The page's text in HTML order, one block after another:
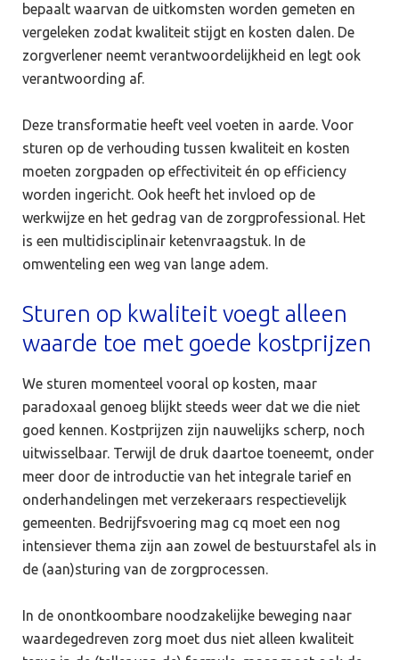
bepaalt waarvan de uitkomsten worden gemeten en
vergeleken zodat kwaliteit stijgt en kosten dalen. De
zorgverlener neemt verantwoordelijkheid en legt ook
verantwoording af.
Deze transformatie heeft veel voeten in aarde. Voor
sturen op de verhouding tussen kwaliteit en kosten
moeten zorgpaden op effectiviteit én op efficiency
worden ingericht. Ook heeft het invloed op de
werkwijze en het gedrag van de zorgprofessional. Het
is een multidisciplinair ketenvraagstuk. In de
omwenteling een weg van lange adem.
Sturen op kwaliteit voegt alleen
waarde toe met goede kostprijzen
We sturen momenteel vooral op kosten, maar
paradoxaal genoeg blijkt steeds weer dat we die niet
goed kennen. Kostprijzen zijn nauwelijks scherp, noch
uitwisselbaar. Terwijl de druk daartoe toeneemt, onder
meer door de introductie van het integrale tarief en
onderhandelingen met verzekeraars respectievelijk
gemeenten. Bedrijfsvoering mag cq moet een nog
intensiever thema zijn aan zowel de bestuurstafel als in
de (aan)sturing van de zorgprocessen.
In de onontkoombare noodzakelijke beweging naar
waardegedreven zorg moet dus niet alleen kwaliteit